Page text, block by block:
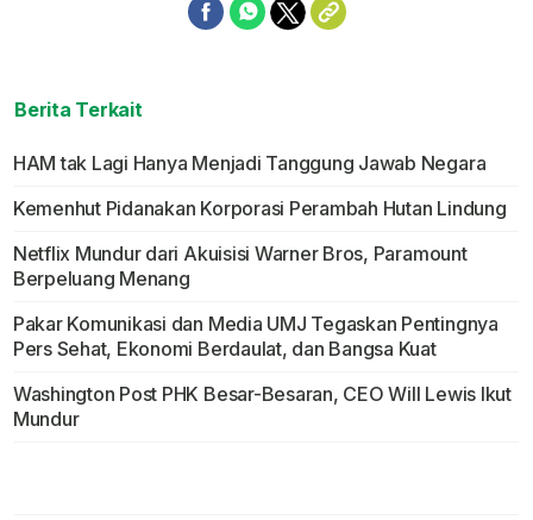
Berita Terkait
HAM tak Lagi Hanya Menjadi Tanggung Jawab Negara
Kemenhut Pidanakan Korporasi Perambah Hutan Lindung
Netflix Mundur dari Akuisisi Warner Bros, Paramount
Berpeluang Menang
Pakar Komunikasi dan Media UMJ Tegaskan Pentingnya
Pers Sehat, Ekonomi Berdaulat, dan Bangsa Kuat
Washington Post PHK Besar-Besaran, CEO Will Lewis Ikut
Mundur